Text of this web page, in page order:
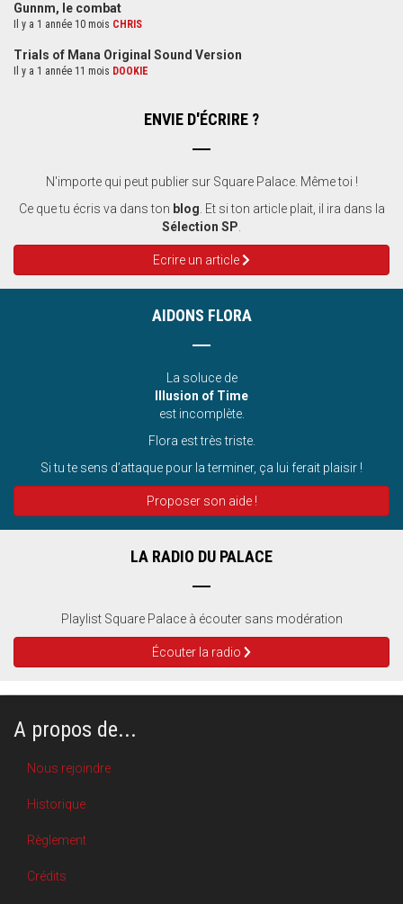
Gunnm, le combat
Il y a 1 année 10 mois CHRIS
Trials of Mana Original Sound Version
Il y a 1 année 11 mois DOOKIE
ENVIE D'ÉCRIRE ?
N'importe qui peut publier sur Square Palace. Même toi !
Ce que tu écris va dans ton blog . Et si ton article plait, il ira dans la
Sélection SP
Ecrire un article
AIDONS FLORA
La soluce de
Illusion of Time
est incomplète.
Flora est très triste.
Si tu te sens d’attaque pour la terminer, ça lui ferait plaisir !
Proposer son aide !
LA RADIO DU PALACE
Playlist Square Palace à écouter sans modération
Écouter la radio
A propos de...
Nous rejoindre
Historique
Règlement
Crédits